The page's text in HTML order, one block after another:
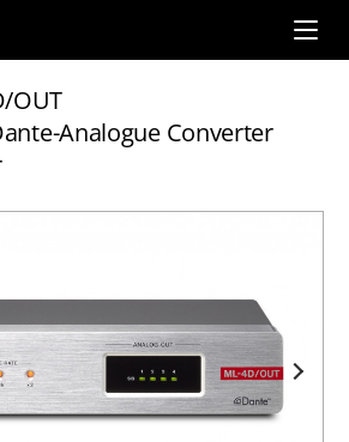
OUT
Analogue Converter